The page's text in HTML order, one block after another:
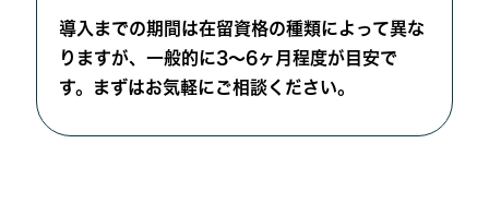
導入までの期間は在留資格の種類によって異な
りますが、一般的に3〜6ヶ月程度が目安で
す。まずはお気軽にご相談ください。